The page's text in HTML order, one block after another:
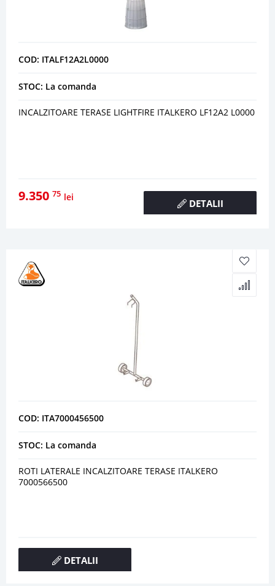
COD: ITALF12A2L0000
STOC: La comanda
INCALZITOARE TERASE LIGHTFIRE ITALKERO LF12A2 L0000
9.350 75 lei
DETALII
COD: ITA7000456500
STOC: La comanda
ROTI LATERALE INCALZITOARE TERASE ITALKERO
7000566500
DETALII